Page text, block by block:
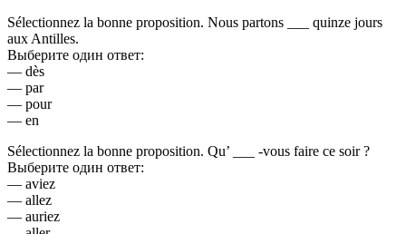
Sélectionnez la bonne proposition. Nous partons ___ quinze jours
aux Antilles.
Выберите один ответ:
— dès
— par
— pour
— en
Sélectionnez la bonne proposition. Qu’ ___ -vous faire ce soir ?
Выберите один ответ:
— aviez
— allez
— auriez